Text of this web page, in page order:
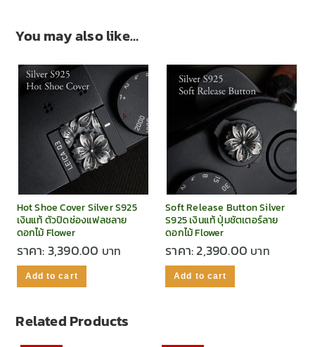
You may also like…
Hot Shoe Cover Silver S925
เงินแท้ ตัวปิดช่องแฟลชลาย
ดอกไม้ Flower
ราคา:3,390.00
Add to cart
Soft Release Button Silver
S925 เงินแท้ ปุ่มชัตเตอร์ลาย
ดอกไม้ Flower
ราคา:2,390.00
Add to cart
Related Products